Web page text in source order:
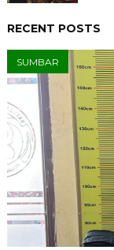
RECENT POSTS
SUMBAR